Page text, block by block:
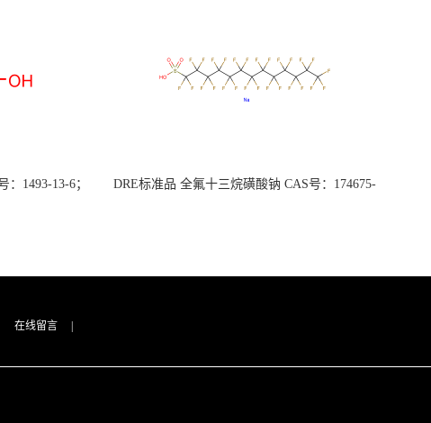
1493-13-6；
DRE标准品 全氟十三烷磺酸钠 CAS号：174675-
在线留言 |